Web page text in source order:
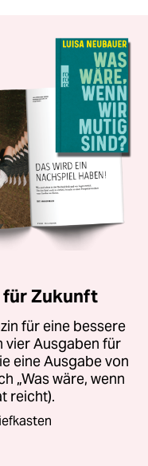
für Zukunft
für eine bessere
vier Ausgaben für
eine Ausgabe von
„Was wäre, wenn
reicht).